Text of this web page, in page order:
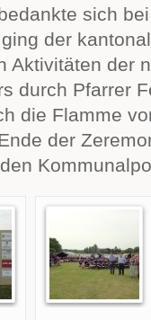
sich
der
Aktivitäten der
durch Pfarrer
die Flamme
der